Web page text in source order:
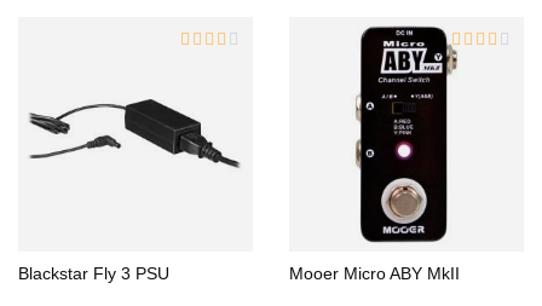
Blackstar Fly 3 PSU Mooer Micro ABY MkII